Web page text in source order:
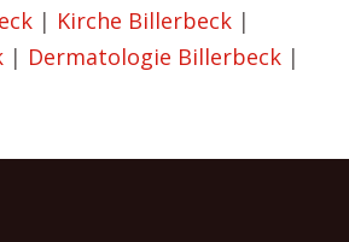
| Kirche Billerbeck |
| Dermatologie Billerbeck |